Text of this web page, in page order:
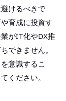
けるべきで
育成に投資す
がIT化やDX推
できません。
意識するこ
ください。